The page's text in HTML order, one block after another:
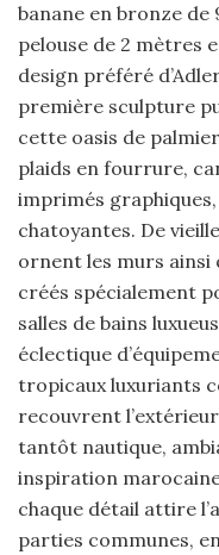
banane en bronze
pelouse de 2 mètres
design préféré
première sculpture
cette oasis de
plaids en fourrure,
imprimés
chatoyantes. De
ornent les murs ainsi
créés spécialement
salles de bains
éclectique
tropicaux luxuriants
recouvrent
tantôt nautique,
inspiration
chaque détail attire
parties communes,